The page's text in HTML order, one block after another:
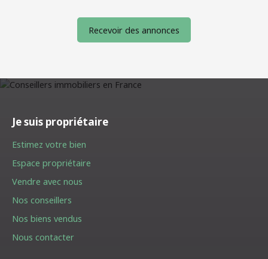
Recevoir des annonces
Je suis propriétaire
Estimez votre bien
Espace propriétaire
Vendre avec nous
Nos conseillers
Nos biens vendus
Nous contacter